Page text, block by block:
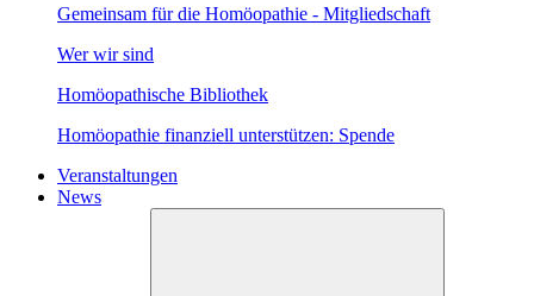
Gemeinsam für die Homöopathie - Mitgliedschaft
Wer wir sind
Homöopathische Bibliothek
Homöopathie finanziell unterstützen: Spende
Veranstaltungen
News